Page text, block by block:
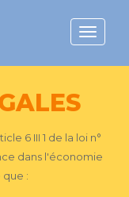
Toggle
6 III 1 de la loi n°
dans l'économie
: